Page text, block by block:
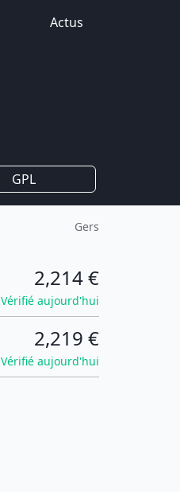
Actus
GPL
Gers
2,214 €
Vérifié aujourd'hui
2,219 €
Vérifié aujourd'hui